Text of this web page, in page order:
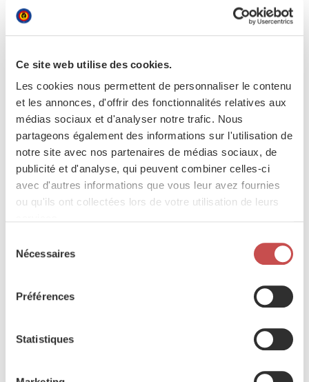
Ce site web utilise des cookies.
Les cookies nous permettent de personnaliser le contenu
et les annonces, d'offrir des fonctionnalités relatives aux
médias sociaux et d'analyser notre trafic. Nous
partageons également des informations sur l'utilisation de
notre site avec nos partenaires de médias sociaux, de
publicité et d'analyse, qui peuvent combiner celles-ci
avec d'autres informations que vous leur avez fournies
ou qu'ils ont collectées lors de votre utilisation de leurs
Nécessaires
Préférences
Statistiques
Nos missions
Nous nous engageons chaque jour, tant à
l’étranger qu’en Belgique, pour votre sécurité.
Découvrir plus